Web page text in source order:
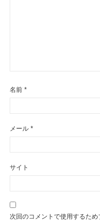
名前 *
メール *
サイト
次回のコメントで使用するた